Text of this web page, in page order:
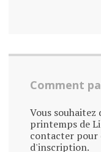
Comment
Vous
printemps de
contacter pour
d'inscription.